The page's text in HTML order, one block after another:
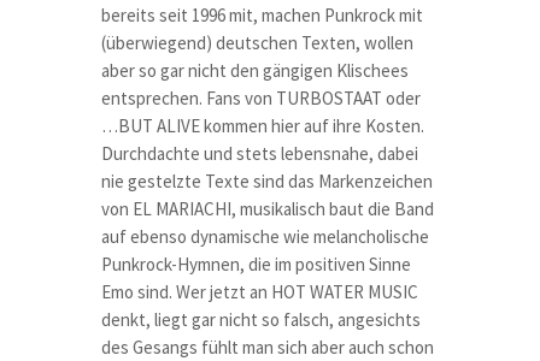
bereits seit 1996 mit, machen Punkrock mit
(überwiegend) deutschen Texten, wollen
aber so gar nicht den gängigen Klischees
entsprechen. Fans von TURBOSTAAT oder
…BUT ALIVE kommen hier auf ihre Kosten.
Durchdachte und stets lebensnahe, dabei
nie gestelzte Texte sind das Markenzeichen
von EL MARIACHI, musikalisch baut die Band
auf ebenso dynamische wie melancholische
Punkrock-Hymnen, die im positiven Sinne
Emo sind. Wer jetzt an HOT WATER MUSIC
denkt, liegt gar nicht so falsch, angesichts
des Gesangs fühlt man sich aber auch schon